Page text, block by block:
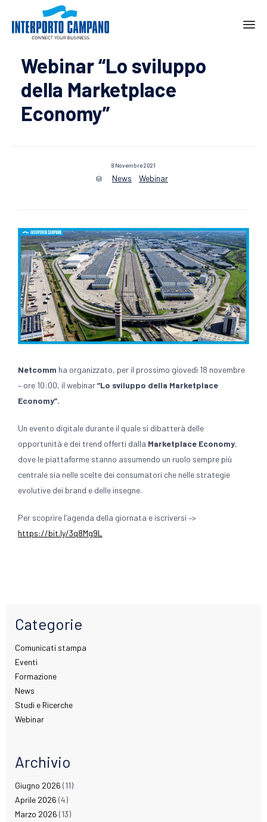
Webinar “Lo sviluppo
della Marketplace
Economy”
8 Novembre 2021
 Category
News Webinar
Netcomm ha organizzato, per il prossimo giovedì 18 novembre
– ore 10:00, il webinar“Lo sviluppo della Marketplace
Economy”.
Un evento digitale durante il quale si dibatterà delle
opportunità e dei trend offerti dalla Marketplace Economy,
dove le piattaforme stanno assumendo un ruolo sempre più
centrale sia nelle scelte dei consumatori che nelle strategie
evolutive dei brand e delle insegne.
Per scoprire l’agenda della giornata e iscriversi –>
https://bit.ly/3q8Mg9L
Categorie
Comunicati stampa
Eventi
Formazione
News
Studi e Ricerche
Webinar
Archivio
Giugno 2026 (11)
Aprile 2026 (4)
Marzo 2026 (13)